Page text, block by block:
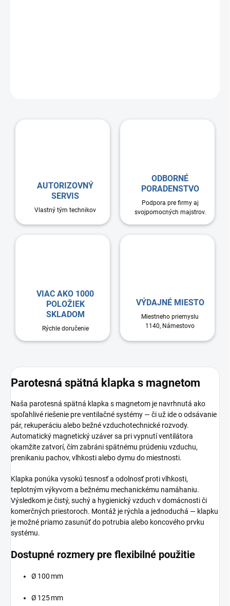
AUTORIZOVNÝ
SERVIS
Vlastný tým technikov
ODBORNÉ
PORADENSTVO
Podpora pre firmy aj
svojpomocných majstrov.
VIAC AKO 1000
POLOŽIEK
SKLADOM
Rýchle doručenie
VÝDAJNÉ MIESTO
Miestneho priemyslu
1140, Námestovo
Parotesná spätná klapka s magnetom
Naša parotesná spätná klapka s magnetom je navrhnutá ako
spoľahlivé riešenie pre ventilačné systémy — či už ide o odsávanie
pár, rekuperáciu alebo bežné vzduchotechnické rozvody.
Automatický magnetický uzáver sa pri vypnutí ventilátora
okamžite zatvorí, čím zabráni spätnému prúdeniu vzduchu,
prenikaniu pachov, vlhkosti alebo dymu do miestnosti.
Klapka ponúka vysokú tesnosť a odolnosť proti vlhkosti,
teplotným výkyvom a bežnému mechanickému namáhaniu.
Výsledkom je čistý, suchý a hygienický vzduch v domácnosti či
komerčných priestoroch. Montáž je rýchla a jednoduchá — klapku
je možné priamo zasunúť do potrubia alebo koncového prvku
systému.
Dostupné rozmery pre flexibilné použitie
Ø 100 mm
Ø 125 mm